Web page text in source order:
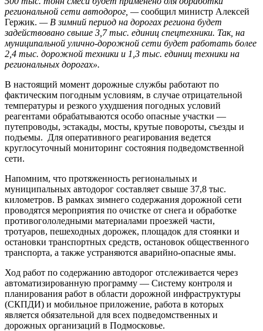
региональной сети автодорог, —сообщил министр Алексей
Гержик. — В зимний период на дорогах региона будет
задействовано свыше 3,7 тыс. единиц спецтехники. Так, на
муниципальной улично-дорожной сети будет работать более
2,4 тыс. дорожной техники и 1,3 тыс. единиц техники на
региональных дорогах».
В настоящий момент дорожные службы работают по
фактическим погодным условиям, в случае отрицательной
температуры и резкого ухудшения погодных условий
реагентами обрабатываются особо опасные участки —
путепроводы, эстакады, мосты, крутые повороты, съезды и
подъемы. Для оперативного реагирования ведется
круглосуточный мониторинг состояния подведомственной
сети.
Напомним, что протяженность региональных и
муниципальных автодорог составляет свыше 37,8 тыс.
километров. В рамках зимнего содержания дорожной сети
проводятся мероприятия по очистке от снега и обработке
противогололедными материалами проезжей части,
тротуаров, пешеходных дорожек, площадок для стоянки и
остановки транспортных средств, остановок общественного
транспорта, а также устраняются аварийно-опасные ямы.
Ход работ по содержанию автодорог отслеживается через
автоматизированную программу — Систему контроля и
планирования работ в области дорожной инфраструктуры
(СКПДИ) и мобильное приложение, работа в которых
является обязательной для всех подведомственных и
дорожных организаций в Подмосковье.